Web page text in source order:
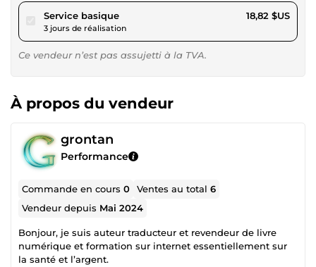
Service basiquepour 17,34 $US
3 jours de réalisation
18,82 $US
Ce vendeur n’est pas assujetti à la TVA.
À propos du vendeur
grontan
Performance
Commande en cours0 Ventes au total6
Vendeur depuis Mai 2024
Bonjour, je suis auteur traducteur et revendeur de livre
numérique et formation sur internet essentiellement sur
la santé et l’argent.